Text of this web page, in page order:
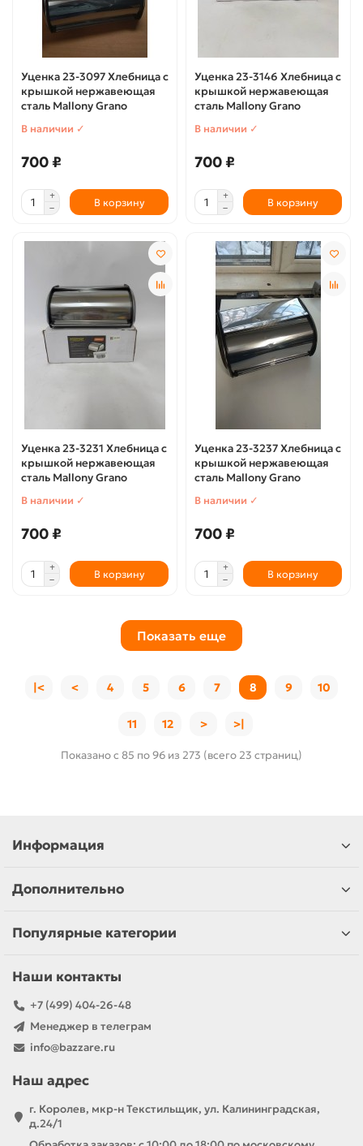
Уценка 23-3097 Хлебница с
крышкой нержавеющая
сталь Mallony Grano
В наличии ✓
700 ₽
В корзину
Уценка 23-3146 Хлебница с
крышкой нержавеющая
сталь Mallony Grano
В наличии ✓
700 ₽
В корзину
Уценка 23-3231 Хлебница с
крышкой нержавеющая
сталь Mallony Grano
В наличии ✓
700 ₽
В корзину
Уценка 23-3237 Хлебница с
крышкой нержавеющая
сталь Mallony Grano
В наличии ✓
700 ₽
В корзину
Показать еще
|< < 4 5 6 7 8 9 10
11 12 > >|
Показано с 85 по 96 из 273 (всего 23 страниц)
Информация
Дополнительно
Популярные категории
Наши контакты
+7 (499) 404-26-48
Менеджер в телеграм
info@bazzare.ru
Наш адрес
г. Королев, мкр-н Текстильщик, ул. Калининградская,
д.24/1